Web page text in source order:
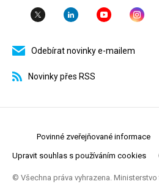
Odebírat novinky e-mailem
Novinky přes RSS
Povinné zveřejňované informace
Upravit souhlas s používáním cookies
© Všechna práva vyhrazena.